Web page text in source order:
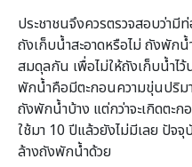
ประชาชนจึงควรตรวจสอบว่ามี
ถังเก็บน้ำสะอาดหรือไม่ ถังพัก
สมดุลกัน เพื่อไม่ให้ถังเก็บน้ำ
พักน้ำคือมีตะกอนความขุ่นปริ
ถังพักน้ำบ้าง แต่กว่าจะเกิดต
ใช้มา 10 ปีแล้วยังไม่มีเลย ปัจ
ล้างถังพักน้ำด้วย